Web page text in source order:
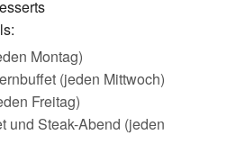
Montag)
(jeden Mittwoch)
Freitag)
und Steak-Abend (jeden